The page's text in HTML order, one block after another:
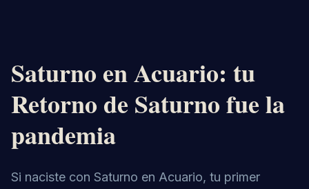
Saturno en Acuario: tu
Retorno de Saturno fue la
pandemia
Si naciste con Saturno en Acuario, tu primer